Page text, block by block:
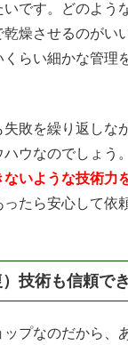
です。どのよう
乾燥させるのがい
くらい細かな管理
敗を繰り返しな
ウなのでしょう。
ないような技術力
たら安心して依
技術も信頼で
ップなのだから、